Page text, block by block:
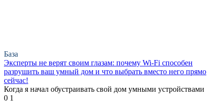
База
Эксперты не верят своим глазам: почему Wi-Fi способен
разрушить ваш умный дом и что выбрать вместо него прямо
сейчас!
Когда я начал обустраивать свой дом умными устройствами
0 1